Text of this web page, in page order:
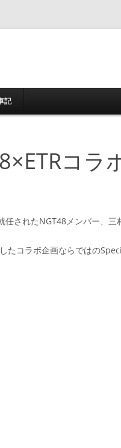
記
コラ
されたNGT48メンバー、
たコラボ企画ならではの